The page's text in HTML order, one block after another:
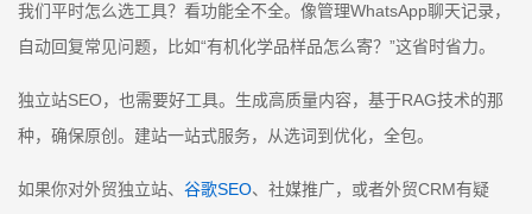
我们平时怎么选工具？看功能全不全。像管理WhatsApp聊天记录，
自动回复常见问题，比如“有机化学品样品怎么寄？”这省时省力。
独立站SEO，也需要好工具。生成高质量内容，基于RAG技术的那
种，确保原创。建站一站式服务，从选词到优化，全包。
如果你对外贸独立站、 谷歌SEO、社媒推广，或者外贸CRM有疑